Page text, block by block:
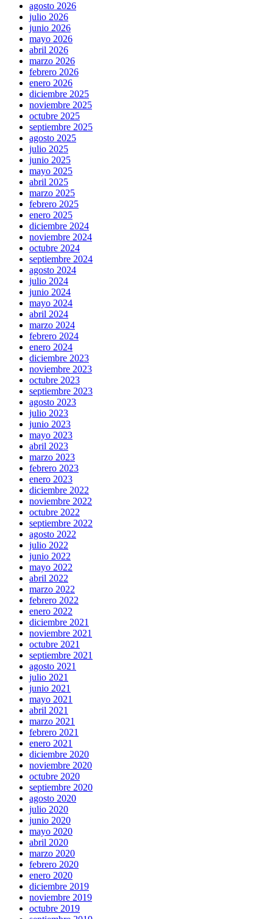
agosto 2026
julio 2026
junio 2026
mayo 2026
abril 2026
marzo 2026
febrero 2026
enero 2026
diciembre 2025
noviembre 2025
octubre 2025
septiembre 2025
agosto 2025
julio 2025
junio 2025
mayo 2025
abril 2025
marzo 2025
febrero 2025
enero 2025
diciembre 2024
noviembre 2024
octubre 2024
septiembre 2024
agosto 2024
julio 2024
junio 2024
mayo 2024
abril 2024
marzo 2024
febrero 2024
enero 2024
diciembre 2023
noviembre 2023
octubre 2023
septiembre 2023
agosto 2023
julio 2023
junio 2023
mayo 2023
abril 2023
marzo 2023
febrero 2023
enero 2023
diciembre 2022
noviembre 2022
octubre 2022
septiembre 2022
agosto 2022
julio 2022
junio 2022
mayo 2022
abril 2022
marzo 2022
febrero 2022
enero 2022
diciembre 2021
noviembre 2021
octubre 2021
septiembre 2021
agosto 2021
julio 2021
junio 2021
mayo 2021
abril 2021
marzo 2021
febrero 2021
enero 2021
diciembre 2020
noviembre 2020
octubre 2020
septiembre 2020
agosto 2020
julio 2020
junio 2020
mayo 2020
abril 2020
marzo 2020
febrero 2020
enero 2020
diciembre 2019
noviembre 2019
octubre 2019